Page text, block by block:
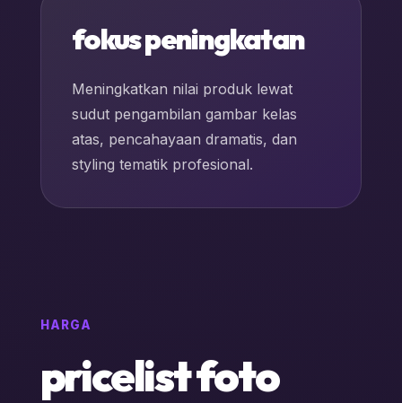
fokus peningkatan
Meningkatkan nilai produk lewat
sudut pengambilan gambar kelas
atas, pencahayaan dramatis, dan
styling tematik profesional.
HARGA
pricelist foto